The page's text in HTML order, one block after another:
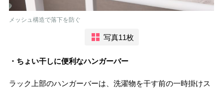
メッシュ構造で落下を防ぐ
写真11枚
・ちょい干しに便利なハンガーバー
ラック上部のハンガーバーは、洗濯物を干す前の一時掛けス